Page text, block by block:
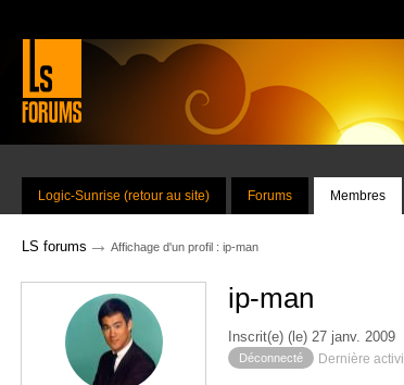
Logic-Sunrise (retour au site) Forums Membres
LS forums → Affichage d'un profil : ip-man
ip-man
Inscrit(e) (le) 27 janv. 2009
Déconnecté Dernière